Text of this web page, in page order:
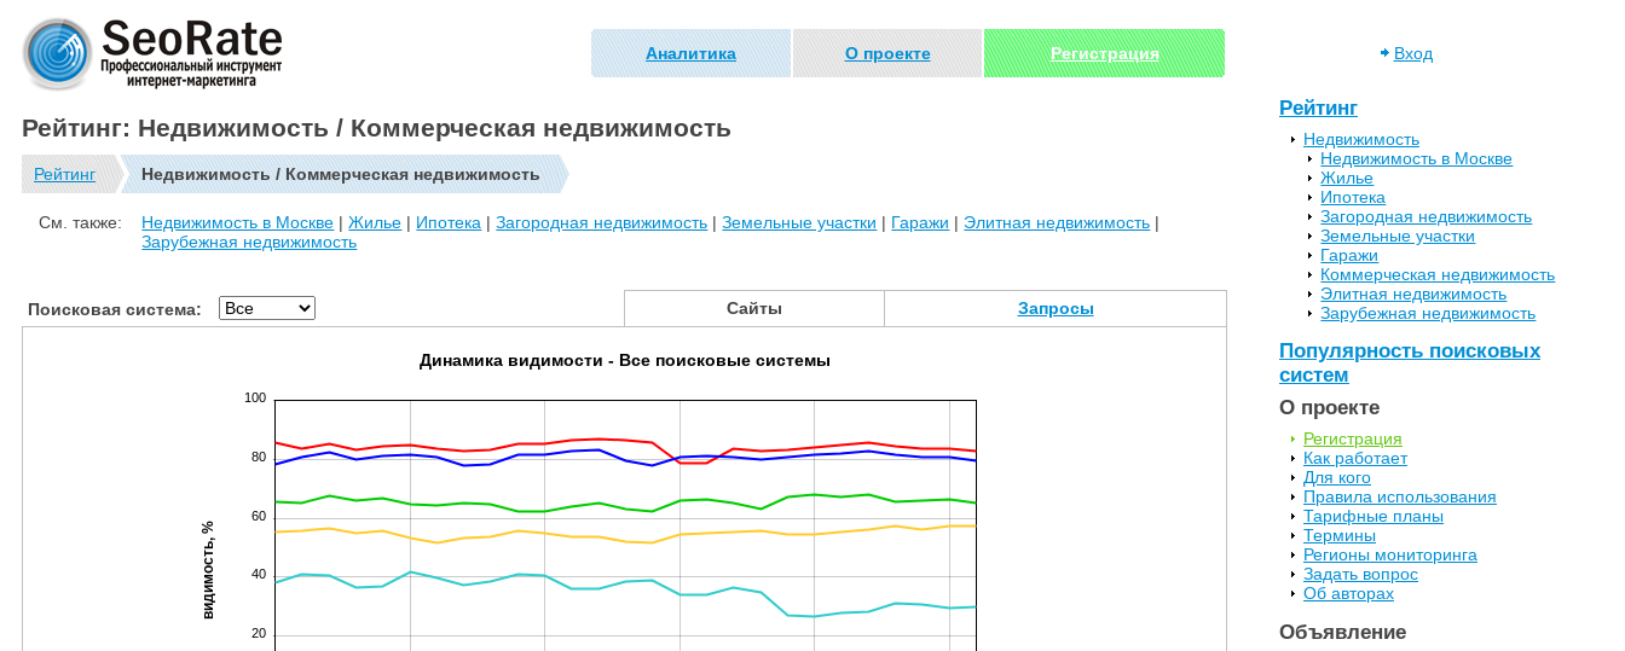
Аналитика О проекте Регистрация Вход
Рейтинг: Недвижимость / Коммерческая недвижимость
Рейтинг Недвижимость / Коммерческая недвижимость
См. также: Недвижимость в Москве |Жилье | Ипотека |Загородная недвижимость |Земельные участки | Гаражи | Элитная недвижимость |
Зарубежная недвижимость
Поисковая система: Сайты Запросы
20
40
60
80
100
видимость, %
Динамика видимости - Все поисковые системы
Рейтинг
Недвижимость
Недвижимость в Москве
Жилье
Ипотека
Загородная недвижимость
Земельные участки
Гаражи
Коммерческая недвижимость
Элитная недвижимость
Зарубежная недвижимость
Популярность поисковых
систем
О проекте
Регистрация
Как работает
Для кого
Правила использования
Тарифные планы
Термины
Регионы мониторинга
Задать вопрос
Об авторах
Объявление